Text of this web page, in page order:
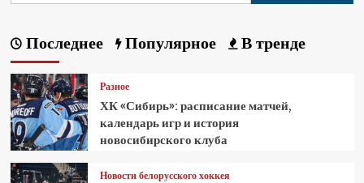
Последнее Популярное В тренде
Разное
ХК «Сибирь»: расписание матчей,
календарь игр и история
новосибирского клуба
Новости белорусского хоккея